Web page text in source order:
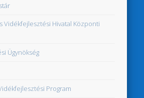
Vidékfejlesztési Hivatal Központi
Ügynökség
Program